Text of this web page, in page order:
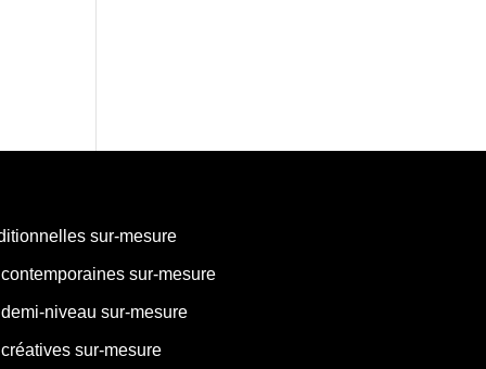
sur-mesure
sur-mesure
niveau sur-mesure
sur-mesure